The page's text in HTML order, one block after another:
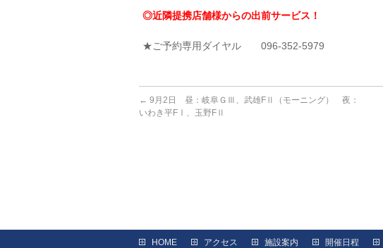
◎近隣提携店舗様からの出前サービス！
★ご予約専用ダイヤル 096-352-5979
← 9月2日 昼：岐阜ＧⅢ、武雄FⅡ（モーニング） 夜：
いわき平FⅠ、玉野FⅡ
HOME アクセス 施設案内 開催日程